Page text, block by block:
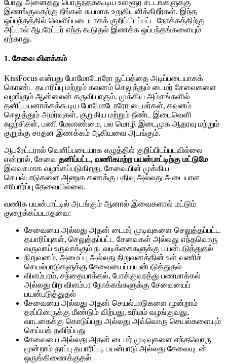
போது அனைத்து பொருந்தக்கூடிய உள்ளூர் சட்டங்களுக்கு
இணங்குவதற்கு நீங்கள் சுயமாக உறுதியளிக்கிறீர்கள். இந்த
ஒப்பந்தத்தில் வெளிப்படையாகக் குறிப்பிடப்பட்ட நோக்கத்திற்கு
அப்பால் ஆபரேட்டர் எந்த கூடுதல் இணக்க ஒப்பந்தங்களையும்
ஏற்காது.
1. சேவை விளக்கம்
KissFocus என்பது போமோடோரோ நுட்பத்தை அடிப்படையாகக்
கொண்ட தயாரிப்பு மற்றும் கவனம் செலுத்தும் டைமர் சேவைகளை
வழங்கும் ஆன்லைன் கருவியாகும். முக்கிய அம்சங்களில்
தனிப்பயனாக்கக்கூடிய போமோடோரோ டைமர்கள், கவனம்
செலுத்தும் அமர்வுகள், குறுகிய மற்றும் நீண்ட இடைவெளி
சுழற்சிகள், பணி மேலாண்மை, பல மொழி இடைமுக ஆதரவு மற்றும்
குறுக்கு சாதன இணக்கம் ஆகியவை அடங்கும்.
ஆபரேட்டரால் வெளிப்படையாக எழுத்தில் குறிப்பிடப்படவில்லை
என்றால், சேவை தனிப்பட்ட, வணிகமற்ற பயன்பாட்டிற்கு மட்டுமே
இலவசமாக வழங்கப்படுகிறது. சேவையின் முக்கிய
செயல்பாடுகளை அணுக கணக்கு பதிவு அல்லது அடையாள
சரிபார்ப்பு தேவையில்லை.
வணிக பயன்பாட்டில் அடங்கும் ஆனால் இவைகளால் மட்டும்
குறைக்கப்படாதவை:
சேவையை அல்லது அதன் டைமர் முடிவுகளை செலுத்தப்பட்ட
தயாரிப்புகள், செலுத்தப்பட்ட சேவைகள் அல்லது எந்தவொரு
வருவாய் உருவாக்கும் நடவடிக்கைகளுக்கு பயன்படுத்துதல்
நிறுவனம், அமைப்பு அல்லது நிறுவனத்தின் உள் வணிச்
செயல்பாடுகளுக்கு சேவையைப் பயன்படுத்துதல்
விளம்பரம், சந்தையாக்கல், போக்குவரத்து பணமாக்கல்
அல்லது பிற விளம்பர நோக்கங்களுக்கு சேவையைப்
பயன்படுத்துதல்
சேவையை அல்லது அதன் செயல்பாடுகளை மூன்றாம்
தரப்பினருக்கு மீண்டும் விற்பது, உரிமம் வழங்குவது,
வாடகைக்கு கொடுப்பது அல்லது அவ்வொரு செயல்களையும்
செய்யத் தவிர்ப்பது
சேவையை அல்லது அதன் டைமர் முடிவுகளை எந்தவொரு
மூன்றாம் தரப்பு தயாரிப்பு, பயன்பாடு அல்லது சேவையுடன்
ஒருங்கிணைக்குதல்